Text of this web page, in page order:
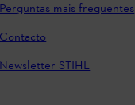
Perguntas mais frequentes
Contacto
Newsletter STIHL